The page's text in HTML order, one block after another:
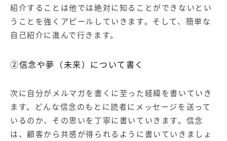
紹介することは他では絶対に知ることができないとい
うことを強くアピールしていきます。そして、簡単な
自己紹介に進んで行きます。
②信念や夢（未来）について書く
次に自分がメルマガを書くに至った経緯を書いていき
ます。どんな信念のもとに読者にメッセージを送って
いるのか、その思いを丁寧に書いていきます。信念
は、顧客から共感が得られるように書いていきましょ